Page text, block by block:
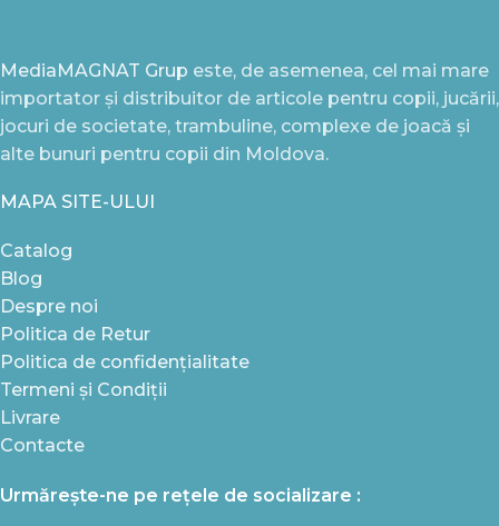
MediaMAGNAT Grup este, de asemenea, cel mai mare
importator și distribuitor de articole pentru copii, jucării,
jocuri de societate, trambuline, complexe de joacă și
alte bunuri pentru copii din Moldova.
MAPA SITE-ULUI
Catalog
Blog
Despre noi
Politica de Retur
Politica de confidențialitate
Termeni și Condiții
Livrare
Contacte
Urmărește-ne pe rețele de socializare :